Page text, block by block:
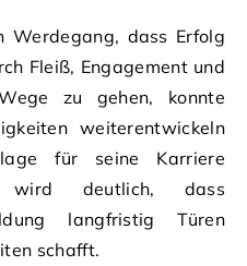
Werdegang, dass Erfolg
Fleiß, Engagement und
zu gehen, konnte
weiterentwickeln
für seine Karriere
wird deutlich, dass
langfristig Türen
schafft.